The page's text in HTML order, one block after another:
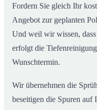
Fordern Sie gleich Ihr
Angebot zur geplanten
Und weil wir wissen, dass
erfolgt die
Wunschtermin.
Wir übernehmen die
beseitigen die Spuren auf